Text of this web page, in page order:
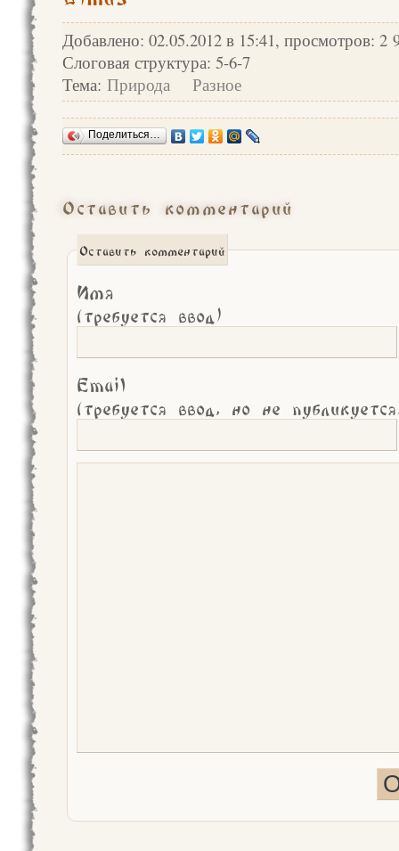
Добавлено: 02.05.2012 в 15:41, просмотров: 2
Слоговая структура: 5-6-7
Тема: Природа Разное
Поделиться…
Оставить комментарий
Оставить комментарий
Имя
(требуется ввод)
Email
(требуется ввод, но не